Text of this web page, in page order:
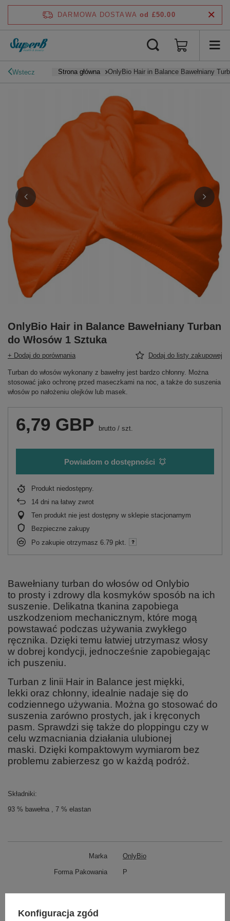
DARMOWA DOSTAWA od £50.00
Wstecz Strona główna OnlyBio Hair in Balance Bawełniany
OnlyBio Hair in Balance Bawełniany Turban
do Włosów 1 Sztuka
+ Dodaj do porównania Dodaj do listy zakupowej
Turban do włosów wykonany z bawełny jest bardzo chłonny. Można
stosować jako ochronę przed maseczkami na noc, a także do suszenia
włosów po nałożeniu olejków lub masek.
6,79 GBP brutto / szt.
Powiadom o dostępności
Produkt niedostępny
14 dni na łatwy zwrot
Ten produkt nie jest dostępny w sklepie stacjonarnym
Bezpieczne zakupy
Po zakupie otrzymasz 6.79 pkt.
Bawełniany turban do włosów od Onlybio
to prosty i zdrowy dla kosmyków sposób na ich
suszenie. Delikatna tkanina zapobiega
uszkodzeniom mechanicznym, które mogą
powstawać podczas używania zwykłego
ręcznika. Dzięki temu łatwiej utrzymasz włosy
w dobrej kondycji, jednocześnie zapobiegając
ich puszeniu.
Turban z linii Hair in Balance jest miękki,
lekki oraz chłonny, idealnie nadaje się do
codziennego używania. Można go stosować do
suszenia zarówno prostych, jak i kręconych
pasm. Sprawdzi się także do ploppingu czy w
celu wzmacniania działania ulubionej
maski. Dzięki kompaktowym wymiarom bez
problemu zabierzesz go w każdą podróż.
Składniki:
93 % bawełna , 7 % elastan
Marka OnlyBio
Forma Pakowania P
Konfiguracja zgód